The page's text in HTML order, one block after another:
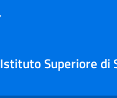
Istituto Superiore di